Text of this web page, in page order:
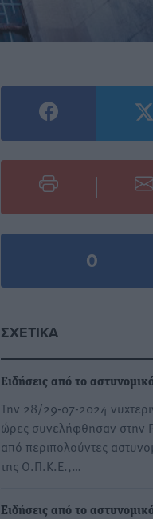
0
ΣΧΕΤΙΚΆ
Ειδήσεις από το
Την 28/29-07-2024
ώρες συνελήφθησαν στην
από περιπολούντες
της Ο.Π.Κ.Ε.,…
Ειδήσεις από το